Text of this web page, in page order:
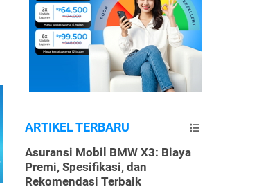
ARTIKEL TERBARU
Asuransi Mobil BMW X3: Biaya
Premi, Spesifikasi, dan
Rekomendasi Terbaik